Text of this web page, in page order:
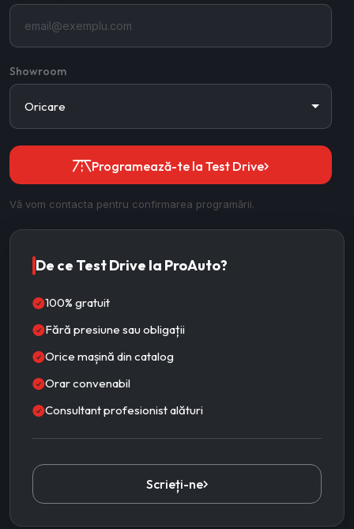
Showroom
Programează-te la Test Drive
Vă vom contacta pentru confirmarea programării.
De ce Test Drive la ProAuto?
100% gratuit
Fără presiune sau obligații
Orice mașină din catalog
Orar convenabil
Consultant profesionist alături
Scrieți-ne